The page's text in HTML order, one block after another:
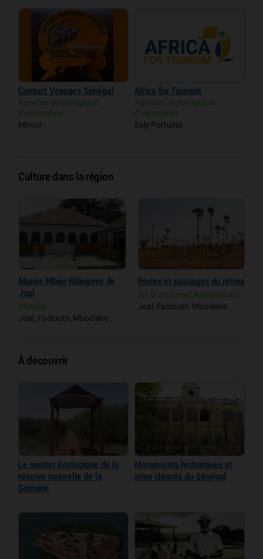
Contact Voyages Sénégal
Agences de voyages et
d’excursions
Mbour
Africa for Tourism
Agences de voyages et
d’excursions
Saly Portudal
Culture dans la région
Musée Mbiin Ndiogoye de
Joal
Musées
Joal, Fadiouth, Mbodiène
Portes et passages du retour
Art et artisanat Associations
Joal, Fadiouth, Mbodiène
À découvrir
Le sentier écologique de la
réserve naturelle de la
Somone
Monuments historiques et
sites classés du Sénégal